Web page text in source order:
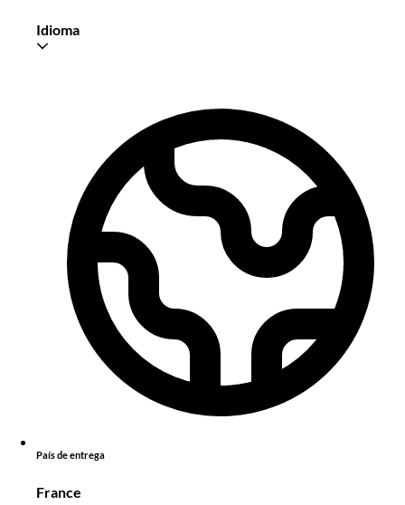
Idioma
País de entrega
France